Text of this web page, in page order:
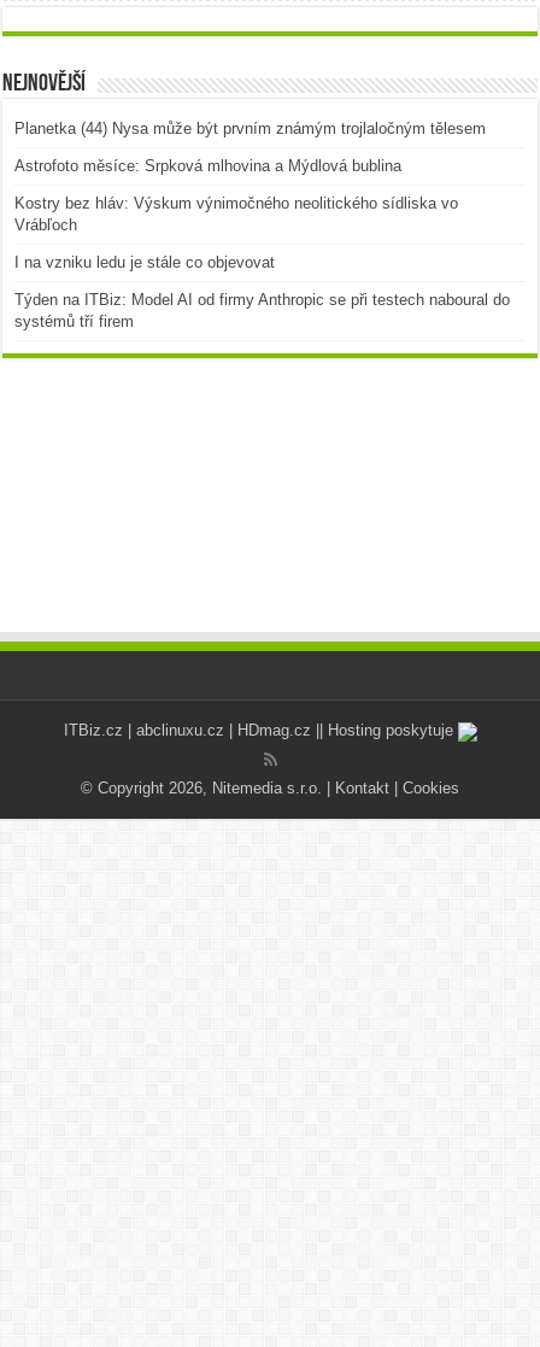
Nejnovější
Planetka (44) Nysa může být prvním známým trojlaločným tělesem
Astrofoto měsíce: Srpková mlhovina a Mýdlová bublina
Kostry bez hláv: Výskum výnimočného neolitického sídliska vo
Vrábľoch
I na vzniku ledu je stále co objevovat
Týden na ITBiz: Model AI od firmy Anthropic se při testech naboural do
systémů tří firem
ITBiz.cz abclinuxu.cz HDmag.cz || Hosting poskytuje
© Copyright 2026, Nitemedia s.r.o. | Kontakt Cookies